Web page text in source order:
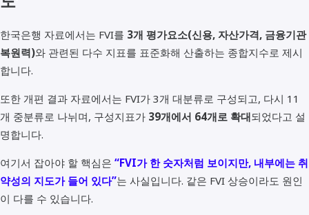
한국은행 자료에서는 FVI를 3개 평가요소(신용, 자산가격, 금융기관
복원력)와 관련된 다수 지표를 표준화해 산출하는 종합지수로 제시
합니다.
또한 개편 결과 자료에서는 FVI가 3개 대분류로 구성되고, 다시 11
개 중분류로 나뉘며, 구성지표가 39개에서 64개로 확대되었다고 설
명합니다.
여기서 잡아야 할 핵심은 “FVI가 한 숫자처럼 보이지만, 내부에는 취
약성의 지도가 들어 있다”는 사실입니다. 같은 FVI 상승이라도 원인
이 다를 수 있습니다.